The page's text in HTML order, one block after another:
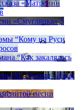
«Матренин
«Смуглянка» 5
“Кому на Руси
“Как закалялась
М. Глинки «Иван
песни